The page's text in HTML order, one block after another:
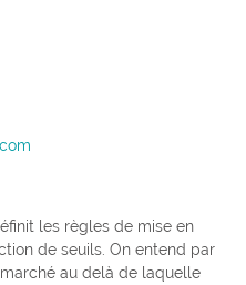
les règles de mise en
de seuils. On entend par
au delà de laquelle